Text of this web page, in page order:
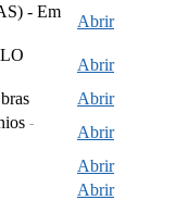
- Em
Abrir
Abrir
Abrir
-
Abrir
Abrir
Abrir